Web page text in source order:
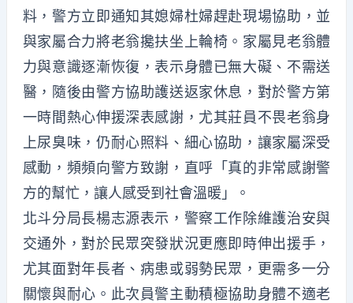
料，警方立即通知其媳婦杜婦趕赴現場協助，並
與家屬合力將老翁攙扶坐上輪椅。家屬見老翁體
力與意識逐漸恢復，表示身體已無大礙、不需送
醫，隨後由警方協助護送返家休息，對於警方第
一時間熱心伸援深表感謝，尤其莊員不畏老翁身
上尿臭味，仍耐心照料、細心協助，讓家屬深受
感動，頻頻向警方致謝，直呼「真的非常感謝警
方的幫忙，讓人感受到社會溫暖」。
北斗分局長楊志源表示，警察工作除維護治安與
交通外，對於民眾突發狀況更應即時伸出援手，
尤其面對年長者、病患或弱勢民眾，更需多一分
關懷與耐心。此次員警主動積極協助身體不適老